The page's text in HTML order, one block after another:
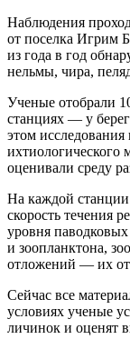
Наблюдения
от поселка Игрим
из года в год
нельмы, чира,
Ученые отобрали
станциях — у
этом
ихтиологического
оценивали среду
На каждой станции
скорость течения
уровня
и зоопланктона,
отложений — их
Сейчас все
условиях ученые
личинок и оценят